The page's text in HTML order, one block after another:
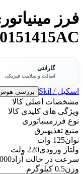
فرز
گارانتی
اصالت و سلامت فیزیکی
اسکیل / Skil بررسی
مشخصات اصلی کالا
ویژگی های کلیدی کالا
نوع فرز مینیاتوری
منبع تغذیهبرق
توان125 وات
ولتاژ ورودی220 ولت
سرعت در حالت آزاد15000-35000
وزن0.5 کیلوگرم